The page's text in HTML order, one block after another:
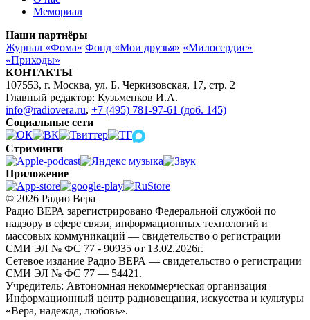
Мемориал
Наши партнёры
Журнал «Фома» Фонд «Мои друзья» «Милосердие»
«Приходы»
КОНТАКТЫ
107553, г. Москва, ул. Б. Черкизовская, 17, стр. 2
Главный редактор: Кузьменков И.А.
info@radiovera.ru, +7 (495) 781-97-61 (доб. 145)
Социальные сети
Стриминги
Приложение
© 2026 Радио Вера
Радио ВЕРА зарегистрировано Федеральной службой по
надзору в сфере связи, информационных технологий и
массовых коммуникаций — свидетельство о регистрации
СМИ ЭЛ № ФС 77 - 90935 от 13.02.2026г.
Сетевое издание Радио ВЕРА — свидетельство о регистрации
СМИ ЭЛ № ФС 77 — 54421.
Учредитель: Автономная некоммерческая организация
Информационный центр радиовещания, искусства и культуры
«Вера, надежда, любовь».